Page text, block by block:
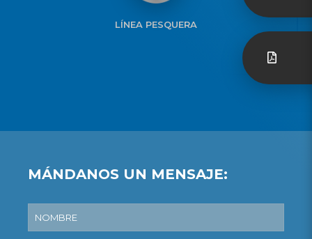
LÍNEA PESQUERA
MÁNDANOS UN MENSAJE: